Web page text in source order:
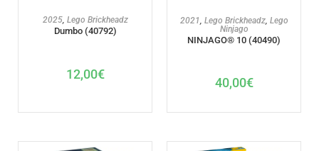
AJOUTER AU PANIER
2025, Lego Brickheadz
Dumbo (40792)
12,00€
AJOUTER AU PANIER
2021 Lego Brickheadz, Lego
Ninjago
NINJAGO® 10 (40490)
40,00€